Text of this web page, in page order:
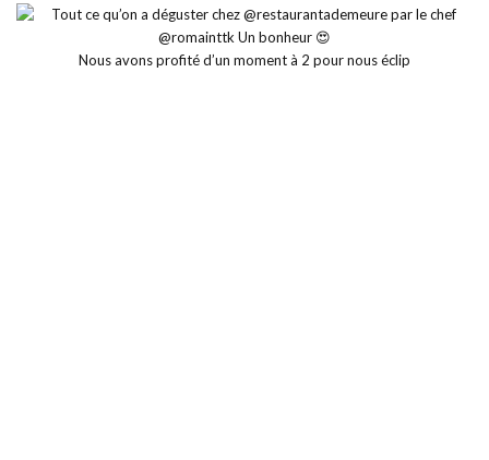
Nous avons profité d’un moment à 2 pour nous éclip